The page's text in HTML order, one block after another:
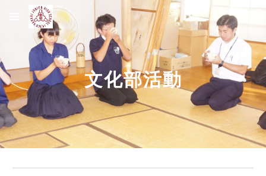
Skip to main content Skip to navigation
文化部活動